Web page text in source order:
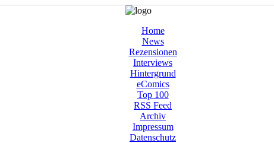
Home
News
Rezensionen
Interviews
Hintergrund
eComics
Top 100
RSS Feed
Archiv
Impressum
Datenschutz